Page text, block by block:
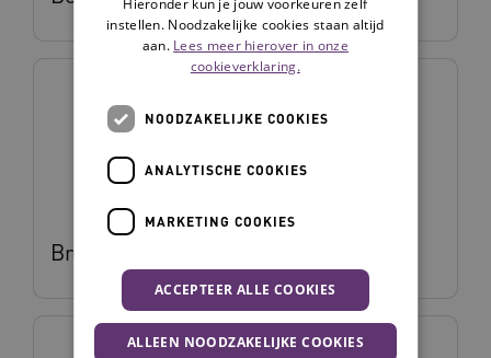
Brent Opmeer
instellen. Noodzakelijke cookies staan altijd
aan. Lees meer hierover in onze
cookieverklaring.
NOODZAKELIJKE COOKIES
ANALYTISCHE COOKIES
MARKETING COOKIES
ACCEPTEER ALLE COOKIES
ALLEEN NOODZAKELIJKE COOKIES